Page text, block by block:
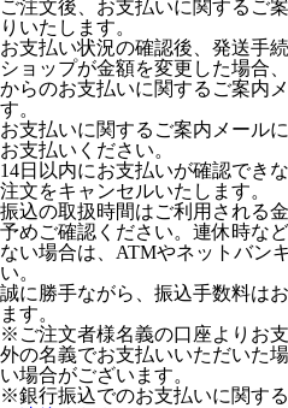
ご注文後、お支払いに関するご
りいたします。
お支払い状況の確認後、発送手
ショップが金額を変更した場合
からのお支払いに関するご案内
す。
お支払いに関するご案内メール
お支払いください。
14日以内にお支払いが確認でき
注文をキャンセルいたします。
振込の取扱時間はご利用される
予めご確認ください。連休時な
ない場合は、ATMやネットバン
い。
誠に勝手ながら、振込手数料は
ます。
※ご注文者様名義の口座よりお
外の名義でお支払いいただいた
い場合がございます。
※銀行振込でのお支払いに関す